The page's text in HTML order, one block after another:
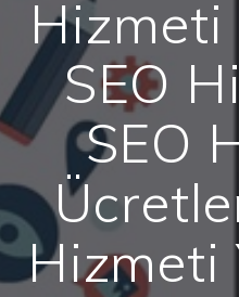
Hizmeti
SEO
SEO
Hizmeti